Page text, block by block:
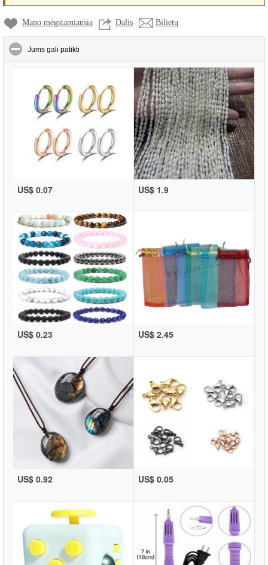
Mano mėgstamiausia Dalis Bilietų
Jums gali patikti
US$ 0.07 US$ 1.9
US$ 0.23 US$ 2.45
US$ 0.92 US$ 0.05